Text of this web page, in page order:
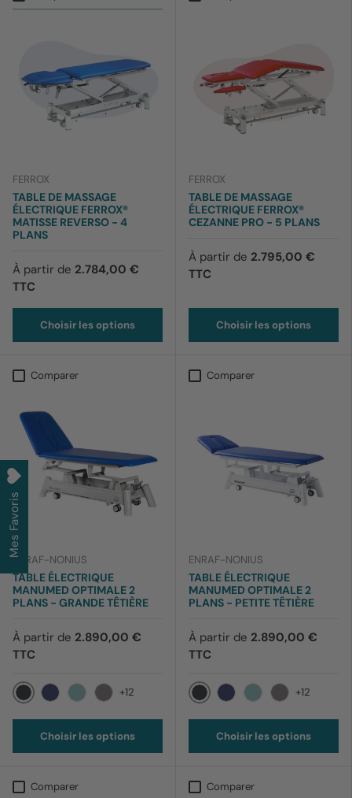
FERROX
TABLE DE MASSAGE
ÉLECTRIQUE FERROX®
MATISSE REVERSO - 4
PLANS
À partir de 2.784,00 €
TTC
Choisir les options
FERROX
TABLE DE MASSAGE
ÉLECTRIQUE FERROX®
CEZANNE PRO - 5 PLANS
À partir de 2.795,00 €
TTC
Choisir les options
Comparer
ENRAF-NONIUS
TABLE ÉLECTRIQUE
MANUMED OPTIMALE 2
PLANS - GRANDE TÊTIÈRE
À partir de 2.890,00 €
TTC
012 Noir
+12
Choisir les options
Comparer
ENRAF-NONIUS
TABLE ÉLECTRIQUE
MANUMED OPTIMALE 2
PLANS - PETITE TÊTIÈRE
À partir de 2.890,00 €
TTC
012 Noir
+12
Choisir les options
Comparer Comparer
Mes Favoris